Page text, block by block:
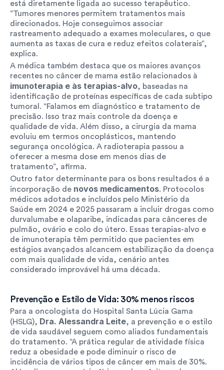
está diretamente ligada ao sucesso terapêutico.
“Tumores menores permitem tratamentos mais
direcionados. Hoje conseguimos associar
rastreamento adequado a exames moleculares, o que
aumenta as taxas de cura e reduz efeitos colaterais”,
explica.
A médica também destaca que os maiores avanços
imunoterapia e às terapias-alvo, baseadas na
identificação de proteínas específicas de cada subtipo
tumoral. “Falamos em diagnóstico e tratamento de
precisão. Isso traz mais controle da doença e
qualidade de vida. Além disso, a cirurgia da mama
evoluiu em termos oncoplásticos, mantendo
segurança oncológica. A radioterapia passou a
oferecer a mesma dose em menos dias de
tratamento”, afirma.
Outro fator determinante para os bons resultados é a
incorporação de novos medicamentos. Protocolos
médicos adotados e incluídos pelo Ministério da
Saúde em 2024 e 2025 passaram a incluir drogas como
durvalumabe e olaparibe, indicadas para cânceres de
pulmão, ovário e colo do útero. Essas terapias-alvo e
de imunoterapia têm permitido que pacientes em
estágios avançados alcancem estabilização da doença
com mais qualidade de vida, cenário antes
considerado improvável há uma década.
Prevenção e Estilo de Vida: 30% menos riscos
Para a oncologista do Hospital Santa Lúcia Gama
(HSLG), Dra. Alessandra Leite, a prevenção e o estilo
de vida saudável seguem como aliados fundamentais
do tratamento. “A prática regular de atividade física
reduz a obesidade e pode diminuir o risco de
incidência de vários tipos de câncer em mais de 30%.